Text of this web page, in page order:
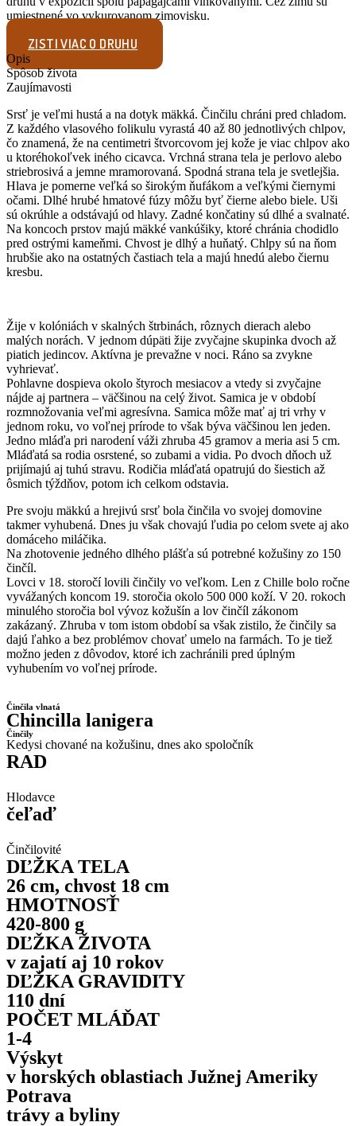
umiestnené vo vykurovanom zimovisku.
ZISTI VIAC O DRUHU
Opis
Spôsob života
Zaujímavosti
Srsť je veľmi hustá a na dotyk mäkká. Činčilu chráni pred chladom.
Z každého vlasového folikulu vyrastá 40 až 80 jednotlivých chlpov,
čo znamená, že na centimetri štvorcovom jej kože je viac chlpov ako
u ktoréhokoľvek iného cicavca. Vrchná strana tela je perlovo alebo
striebrosivá a jemne mramorovaná. Spodná strana tela je svetlejšia.
Hlava je pomerne veľká so širokým ňufákom a veľkými čiernymi
očami. Dlhé hrubé hmatové fúzy môžu byť čierne alebo biele. Uši
sú okrúhle a odstávajú od hlavy. Zadné končatiny sú dlhé a svalnaté.
Na koncoch prstov majú mäkké vankúšiky, ktoré chránia chodidlo
pred ostrými kameňmi. Chvost je dlhý a huňatý. Chlpy sú na ňom
hrubšie ako na ostatných častiach tela a majú hnedú alebo čiernu
kresbu.
Žije v kolóniách v skalných štrbinách, rôznych dierach alebo
malých norách. V jednom dúpäti žije zvyčajne skupinka dvoch až
piatich jedincov. Aktívna je prevažne v noci. Ráno sa zvykne
vyhrievať.
Pohlavne dospieva okolo štyroch mesiacov a vtedy si zvyčajne
nájde aj partnera – väčšinou na celý život. Samica je v období
rozmnožovania veľmi agresívna. Samica môže mať aj tri vrhy v
jednom roku, vo voľnej prírode to však býva väčšinou len jeden.
Jedno mláďa pri narodení váži zhruba 45 gramov a meria asi 5 cm.
Mláďatá sa rodia osrstené, so zubami a vidia. Po dvoch dňoch už
prijímajú aj tuhú stravu. Rodičia mláďatá opatrujú do šiestich až
ôsmich týždňov, potom ich celkom odstavia.
Pre svoju mäkkú a hrejivú srsť bola činčila vo svojej domovine
takmer vyhubená. Dnes ju však chovajú ľudia po celom svete aj ako
domáceho miláčika.
Na zhotovenie jedného dlhého plášťa sú potrebné kožušiny zo 150
činčíl.
Lovci v 18. storočí lovili činčily vo veľkom. Len z Chille bolo ročne
vyvážaných koncom 19. storočia okolo 500 000 koží. V 20. rokoch
minulého storočia bol vývoz kožušín a lov činčíl zákonom
zakázaný. Zhruba v tom istom období sa však zistilo, že činčily sa
dajú ľahko a bez problémov chovať umelo na farmách. To je tiež
možno jeden z dôvodov, ktoré ich zachránili pred úplným
vyhubením vo voľnej prírode.
Činčila vlnatá
Chincilla lanigera
Činčily
Kedysi chované na kožušinu, dnes ako spoločník
RAD
Hlodavce
čeľaď
Činčilovité
DĽŽKA TELA
26 cm, chvost 18 cm
HMOTNOSŤ
420-800 g
DĽŽKA ŽIVOTA
v zajatí aj 10 rokov
DĽŽKA GRAVIDITY
110 dní
POČET MLÁĎAT
1-4
Výskyt
v horských oblastiach Južnej Ameriky
Potrava
trávy a byliny